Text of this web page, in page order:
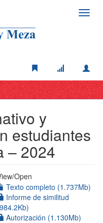
y
estudiantes
– 2024
Open
Texto completo (1.737Mb)
Informe de similitud
Autorización (1.130Mb)